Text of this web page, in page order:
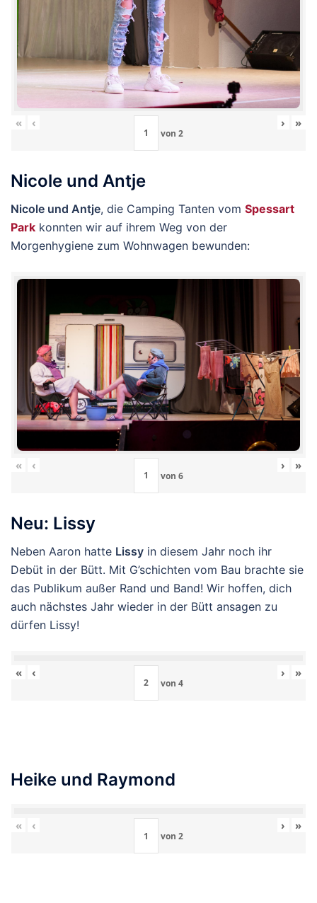
« ‹
von 2
› »
Nicole und Antje
Nicole und Antje, die Camping Tanten vom Spessart
Park konnten wir auf ihrem Weg von der
Morgenhygiene zum Wohnwagen bewunden:
« ‹
von 6
› »
Neu: Lissy
Neben Aaron hatte Lissy in diesem Jahr noch ihr
Debüt in der Bütt. Mit G’schichten vom Bau brachte sie
das Publikum außer Rand und Band! Wir hoffen, dich
auch nächstes Jahr wieder in der Bütt ansagen zu
dürfen Lissy!
« ‹
von 4
› »
Heike und Raymond
« ‹
von 2
› »